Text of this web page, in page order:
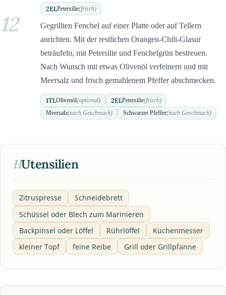
2ELPetersilie(frisch)
12
Gegrillten Fenchel auf einer Platte oder auf Tellern
anrichten. Mit der restlichen Orangen-Chili-Glasur
beträufeln, mit Petersilie und Fenchelgrün bestreuen.
Nach Wunsch mit etwas Olivenöl verfeinern und mit
Meersalz und frisch gemahlenem Pfeffer abschmecken.
1TLOlivenöl(optional) 2ELPetersilie(frisch)
Meersalz(nach Geschmack) Schwarzer Pfeffer(nach Geschmack)
IIUtensilien
Zitruspresse
Schneidebrett
Schüssel oder Blech zum Marinieren
Backpinsel oder Löffel
Rührlöffel
Küchenmesser
kleiner Topf
feine Reibe Grill oder Grillpfanne